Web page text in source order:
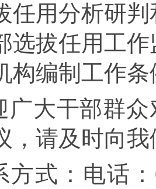
任用分析研
选拔任用工
构编制工作
广大干部群
，请及时向
方式：电话：